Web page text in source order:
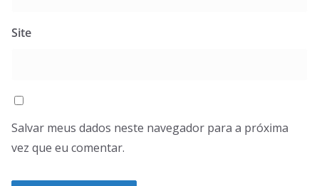
Site
Salvar meus dados neste navegador para a próxima
vez que eu comentar.